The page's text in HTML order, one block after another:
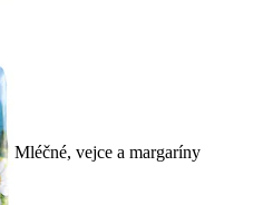
Mléčné, vejce a margaríny